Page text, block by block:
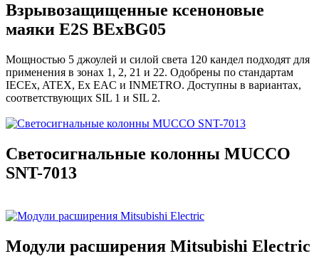
Взрывозащищенные ксеноновые
маяки E2S BExBG05
Мощностью 5 джоулей и силой света 120 кандел подходят для
применения в зонах 1, 2, 21 и 22. Одобрены по стандартам
IECEx, ATEX, Ex EAC и INMETRO. Доступны в вариантах,
соответствующих SIL 1 и SIL 2.
Светосигнальные колонны MUCCO
SNT-7013
Модули расширения Mitsubishi Electric